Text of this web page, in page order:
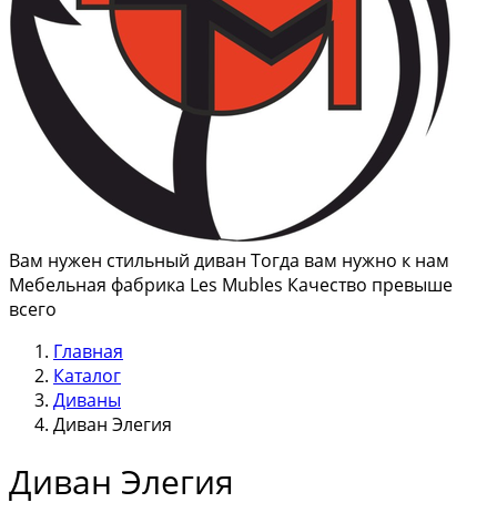
Вам нужен стильный диван Тогда вам нужно к нам
Мебельная фабрика Les Mubles Качество превыше
всего
Главная
Каталог
Диваны
Диван Элегия
Диван Элегия